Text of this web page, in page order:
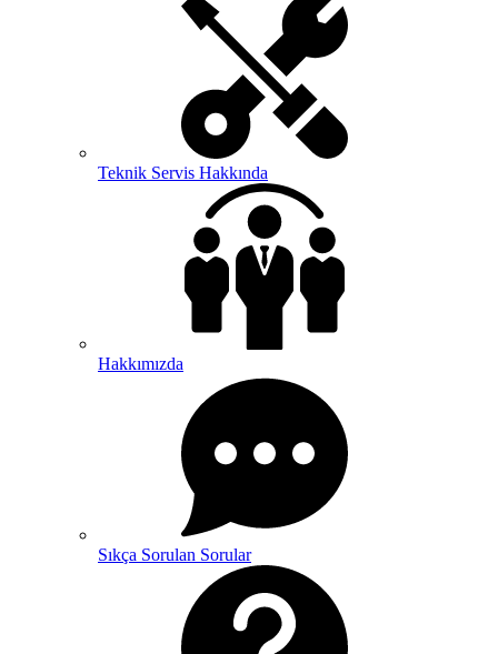
Teknik Servis Hakkında
Hakkımızda
Sıkça Sorulan Sorular